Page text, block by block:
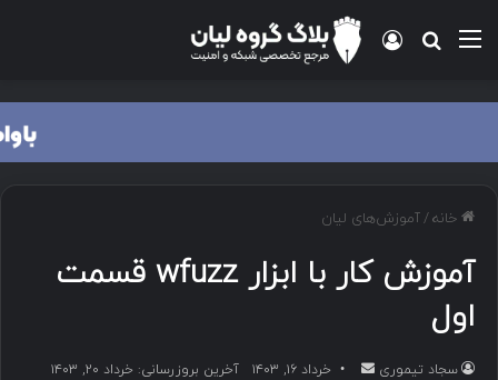
منو جستجو برای
ورود
خانه/آموزش‌های لیان
آموزش کار با ابزار wfuzz قسمت
اول
سجاد تیموری خرداد ۱۶, ۱۴۰۳
آخرین بروزرسانی: خرداد ۲۰, ۱۴۰۳